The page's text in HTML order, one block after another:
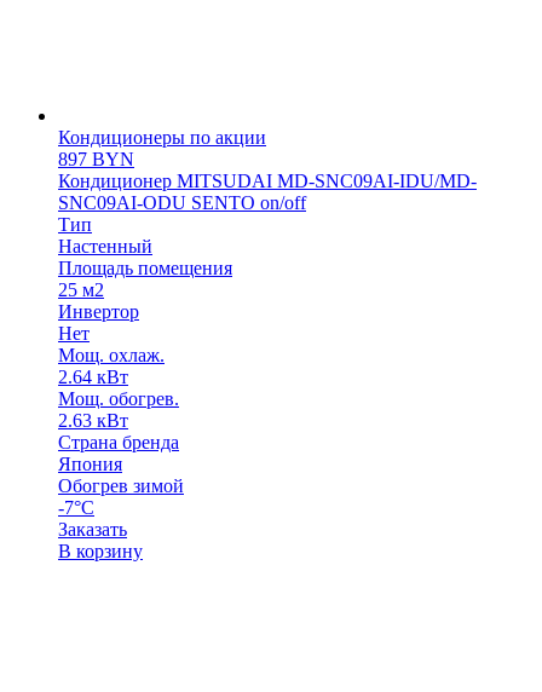
Кондиционеры по акции
897 BYN
Кондиционер MITSUDAI MD-SNC09AI-IDU/MD-
SNC09AI-ODU SENTO on/off
Тип
Настенный
Площадь помещения
25 м2
Инвертор
Нет
Мощ. охлаж.
2.64 кВт
Мощ. обогрев.
2.63 кВт
Страна бренда
Япония
Обогрев зимой
-7°С
Заказать
В корзину